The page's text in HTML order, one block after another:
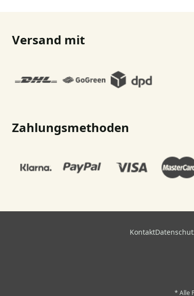
Versand mit
Zahlungsmethoden
Kontakt
* Alle